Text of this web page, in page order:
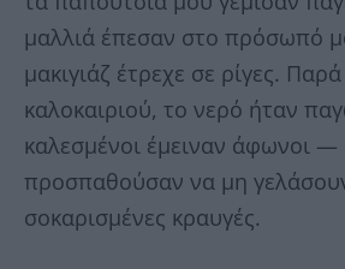
μαλλιά έπεσαν στο πρόσωπό
μακιγιάζ έτρεχε σε ρίγες.
καλοκαιριού, το νερό ήταν
καλεσμένοι έμειναν άφωνοι —
προσπαθούσαν να μη
σοκαρισμένες κραυγές.